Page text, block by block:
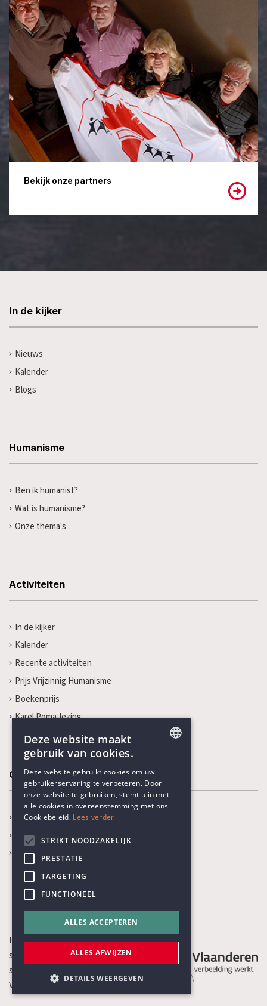
Bekijk onze partners
In de kijker
Nieuws
Kalender
Blogs
Humanisme
Ben ik humanist?
Wat is humanisme?
Onze thema's
Activiteiten
In de kijker
Kalender
Recente activiteiten
Prijs Vrijzinnig Humanisme
Boekenprijs
Karel Poma-lezing
Onze thema's
Jaarthema
Opvoeden en onderwijs
Gezondheidszorg
Het Humanistisch Verbond is een
sociaal-culturele organisatie die
subsidies ontvangt van de
Vlaamse Gemeenschap
DUTCH
Deze website maakt
gebruik van cookies.
Deze website gebruikt cookies om uw
gebruikerservaring te verbeteren. Door
onze website te gebruiken, stemt u in met
alle cookies in overeenstemming met ons
Cookiebeleid. Lees verder
STRIKT NOODZAKELIJK
PRESTATIE
TARGETING
FUNCTIONEEL
ALLES ACCEPTEREN
ALLES AFWIJZEN
DETAILS WEERGEVEN